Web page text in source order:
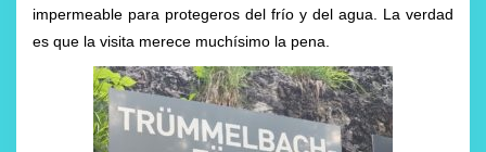
impermeable para protegeros del frío y del agua. La verdad
es que la visita merece muchísimo la pena.